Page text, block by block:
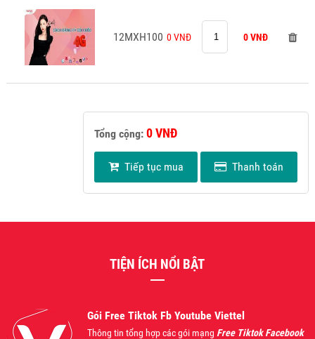
12MXH100 0 VNĐ 0 VNĐ
Tổng cộng:0 VNĐ
Tiếp tục mua Thanh toán
TIỆN ÍCH NỔI BẬT
Gói Free Tiktok Fb Youtube Viettel
Thông tin tổng hợp các gói mạng Free Tiktok Facebook